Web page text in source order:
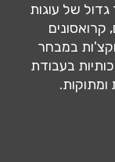
של עוגות
קרואסונים
במבחר
בעבודת
ומתוקות.